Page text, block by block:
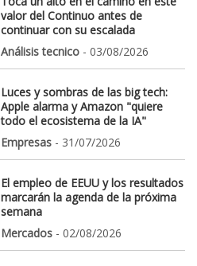
valor del Continuo antes de
continuar con su escalada
Análisis tecnico - 03/08/2026
Luces y sombras de las big tech:
Apple alarma y Amazon "quiere
todo el ecosistema de la IA"
Empresas - 31/07/2026
El empleo de EEUU y los resultados
marcarán la agenda de la próxima
semana
Mercados - 02/08/2026